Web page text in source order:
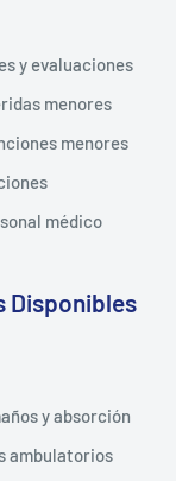
y evaluaciones
menores
menores
médico
Disponibles
y absorción
ambulatorios